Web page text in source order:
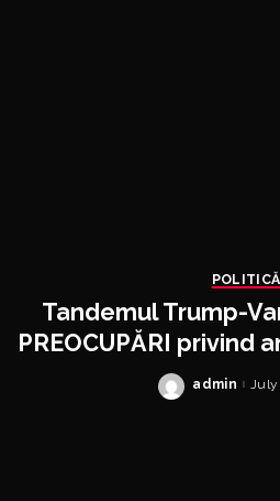
POLITICĂ
Tandemul Trump-
PREOCUPĂRI privind
securitate ale
Posted
admin July